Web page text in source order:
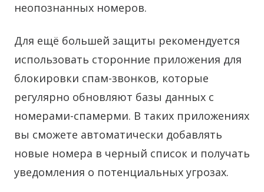
неопознанных номеров.
Для ещё большей защиты рекомендуется
использовать сторонние приложения для
блокировки спам-звонков, которые
регулярно обновляют базы данных с
номерами-спамерми. В таких приложениях
вы сможете автоматически добавлять
новые номера в черный список и получать
уведомления о потенциальных угрозах.